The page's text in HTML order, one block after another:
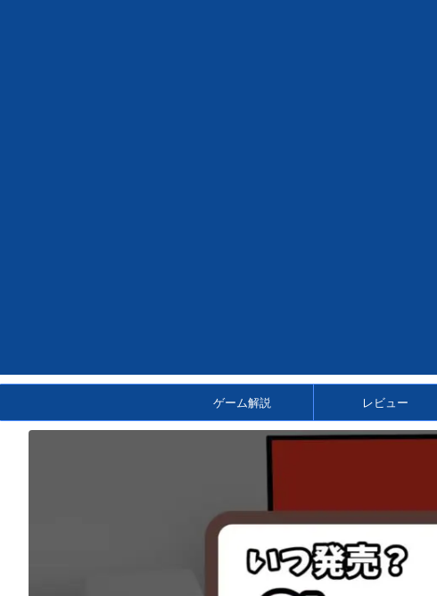
ゲーム解説 レビュー